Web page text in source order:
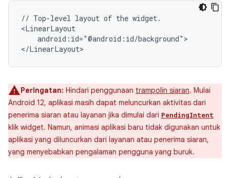
// Top-level layout of the widget.
android:id="@android:id/background">
Peringatan: Hindari penggunaan trampolin siaran. Mulai
Android 12, aplikasi masih dapat meluncurkan aktivitas dari
penerima siaran atau layanan jika dimulai dari PendingIntent
klik widget. Namun, animasi aplikasi baru tidak digunakan untuk
aplikasi yang diluncurkan dari layanan atau penerima siaran,
yang menyebabkan pengalaman pengguna yang buruk.